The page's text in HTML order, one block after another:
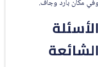
بارد وجاف.